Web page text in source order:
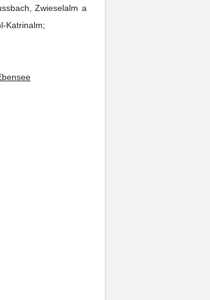
Zwieselalm a
Katrinalm;